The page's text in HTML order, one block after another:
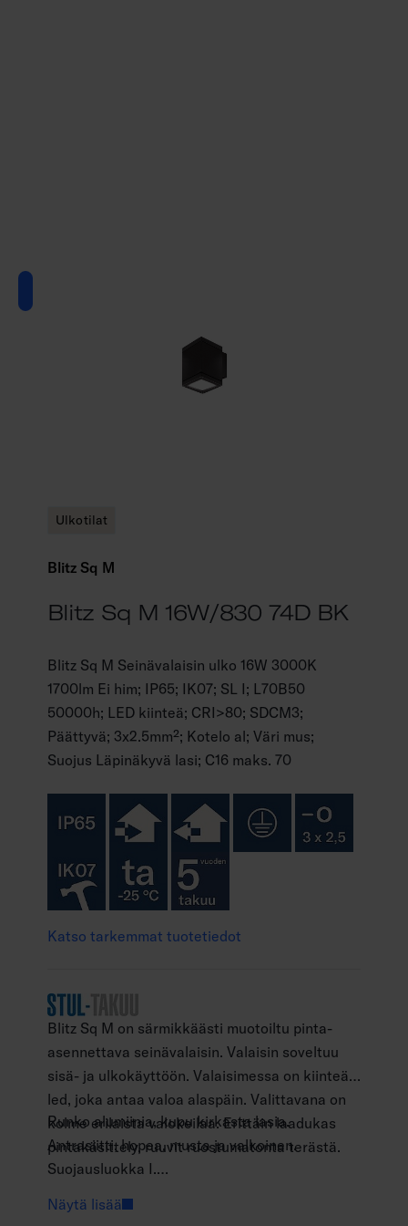
Ulkotilat
Blitz Sq M
Blitz Sq M 16W/830 74D BK
Blitz Sq M Seinävalaisin ulko 16W 3000K
1700lm Ei him; IP65; IK07; SL I; L70B50
50000h; LED kiinteä; CRI>80; SDCM3;
Päättyvä; 3x2.5mm²; Kotelo al; Väri mus;
Suojus Läpinäkyvä lasi; C16 maks. 70
Katso tarkemmat tuotetiedot
Blitz Sq M on särmikkäästi muotoiltu pinta-
asennettava seinävalaisin. Valaisin soveltuu
sisä- ja ulkokäyttöön. Valaisimessa on kiinteä
led, joka antaa valoa alaspäin. Valittavana on
kolme erilaista valokeilaa. Erittäin laadukas
pintakäsittely, ruuvit ruostumatonta terästä.
Runko alumiinia, kupu kirkasta lasia.
Antrasiitti, hopea, musta ja valkoinen.
Suojausluokka I.
Päättyvä asennus 3 x 2,5 mm2.
Näytä lisää